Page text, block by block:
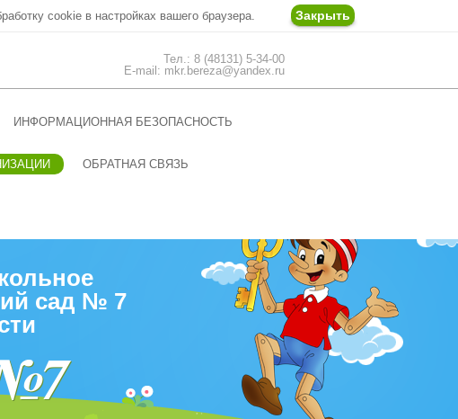
cookie в настройках вашего браузера. Закрыть
Тел.: 8 (48131) 5-34-00
E-mail: mkr.bereza@yandex.ru
ИНФОРМАЦИОННАЯ БЕЗОПАСНОСТЬ
ОБРАТНАЯ СВЯЗЬ
сад № 7